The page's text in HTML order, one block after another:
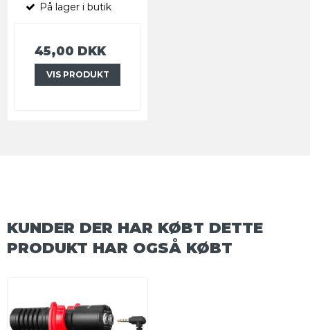
På lager i butik
45,00 DKK
VIS PRODUKT
KUNDER DER HAR KØBT DETTE
PRODUKT HAR OGSÅ KØBT